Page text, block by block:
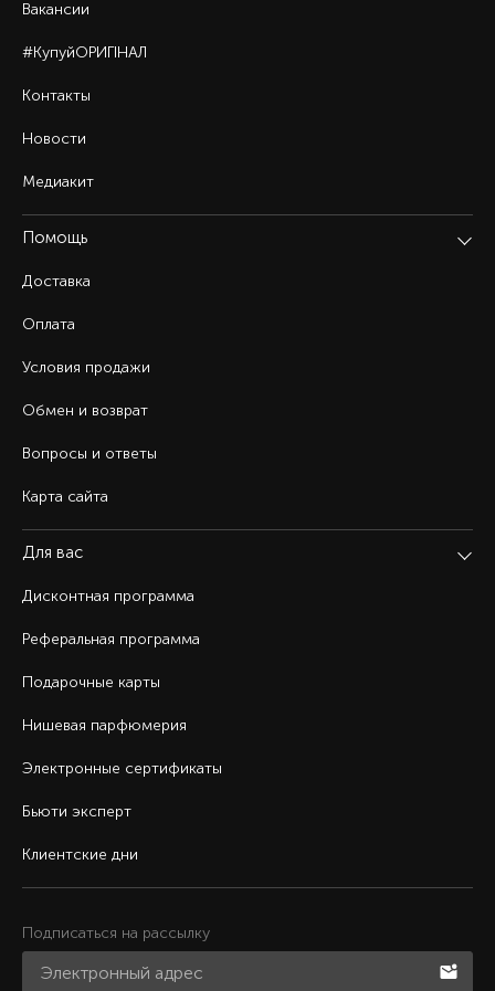
Вакансии
#КупуйОРИГІНАЛ
Контакты
Новости
Медиакит
Помощь
Доставка
Оплата
Условия продажи
Обмен и возврат
Вопросы и ответы
Карта сайта
Для вас
Дисконтная программа
Реферальная программа
Подарочные карты
Нишевая парфюмерия
Электронные сертификаты
Бьюти эксперт
Клиентские дни
Подписаться на рассылку